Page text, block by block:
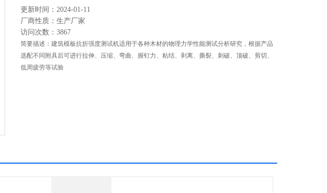
更新时间：2024-01-11
厂商性质：生产厂家
访问次数：3867
简要描述：建筑模板抗折强度测试机适用于各种木材的物理力学性能测试分析研究，根据产品
选配不同附具后可进行拉伸、压缩、弯曲、握钉力、粘结、剥离、撕裂、刺破、顶破、剪切、
低周疲劳等试验